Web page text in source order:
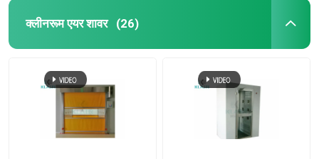
क्लीनरूम एयर शावर (26)